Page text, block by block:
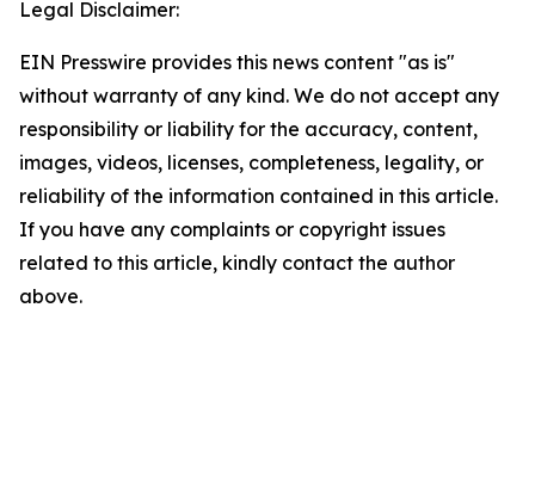
Legal Disclaimer:
EIN Presswire provides this news content "as is"
without warranty of any kind. We do not accept any
responsibility or liability for the accuracy, content,
images, videos, licenses, completeness, legality, or
reliability of the information contained in this article.
If you have any complaints or copyright issues
related to this article, kindly contact the author
above.